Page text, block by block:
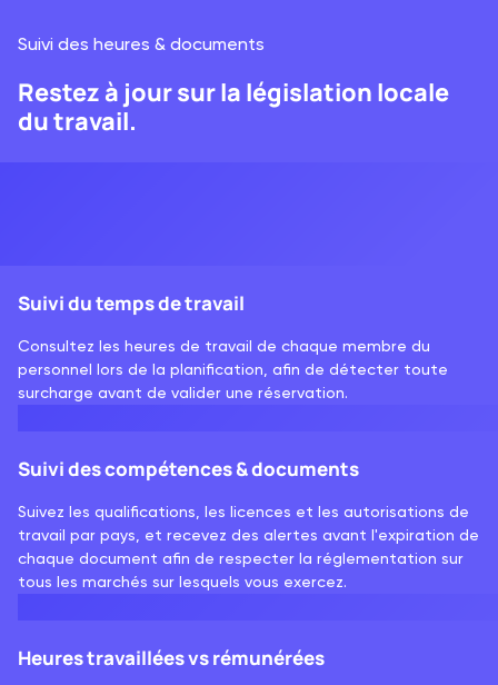
Suivi des heures & documents
Restez à jour sur la législation locale
du travail.
Suivi du temps de travail
Consultez les heures de travail de chaque membre du
personnel lors de la planification, afin de détecter toute
surcharge avant de valider une réservation.
Suivi des compétences & documents
Suivez les qualifications, les licences et les autorisations de
travail par pays, et recevez des alertes avant l'expiration de
chaque document afin de respecter la réglementation sur
tous les marchés sur lesquels vous exercez.
Heures travaillées vs rémunérées